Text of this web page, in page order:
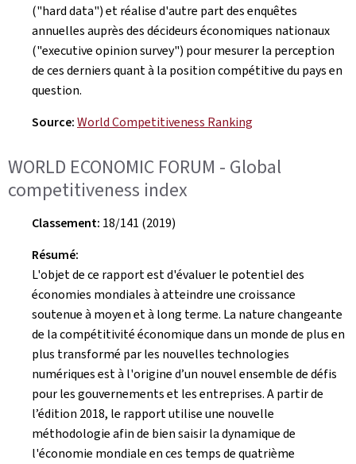
("hard data") et réalise d'autre part des enquêtes
annuelles auprès des décideurs économiques nationaux
("executive opinion survey") pour mesurer la perception
de ces derniers quant à la position compétitive du pays en
question.
Source:World Competitiveness Ranking
WORLD ECONOMIC FORUM - Global
competitiveness index
Classement: 18/141 (2019)
Résumé:
L'objet de ce rapport est d'évaluer le potentiel des
économies mondiales à atteindre une croissance
soutenue à moyen et à long terme. La nature changeante
de la compétitivité économique dans un monde de plus en
plus transformé par les nouvelles technologies
numériques est à l'origine d’un nouvel ensemble de défis
pour les gouvernements et les entreprises. A partir de
l’édition 2018, le rapport utilise une nouvelle
méthodologie afin de bien saisir la dynamique de
l'économie mondiale en ces temps de quatrième